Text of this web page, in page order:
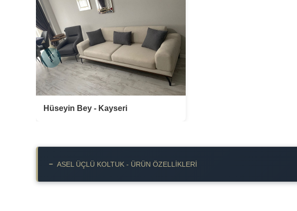
Hüseyin Bey - Kayseri
− ASEL ÜÇLÜ KOLTUK - ÜRÜN ÖZELLIKLERI